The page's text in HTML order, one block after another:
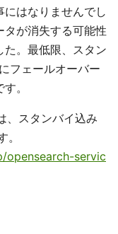
はなりませんでし
タが消失する可能性
た。最低限、スタン
フェールオーバー
。
、スタンバイ込み
opensearch-servic